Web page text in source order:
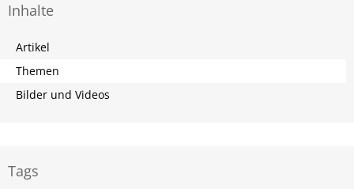
Inhalte
Artikel
Themen
Bilder und Videos
Tags